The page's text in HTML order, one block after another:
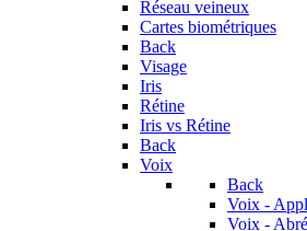
Réseau veineux
Cartes biométriques
Back
Visage
Iris
Rétine
Iris vs Rétine
Back
Voix
Back
Voix -
Voix -